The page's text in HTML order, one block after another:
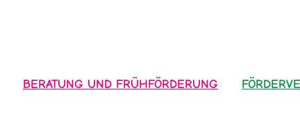
BERATUNG UND FRÜHFÖRDERUNG